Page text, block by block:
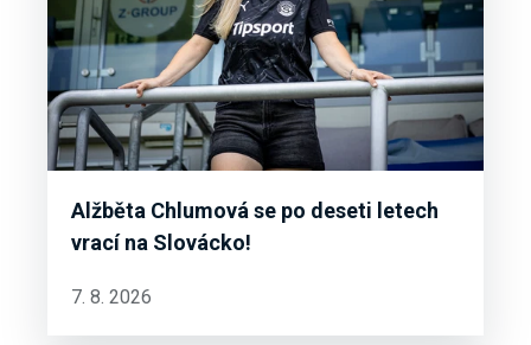
Alžběta Chlumová se po deseti letech
vrací na Slovácko!
7. 8. 2026